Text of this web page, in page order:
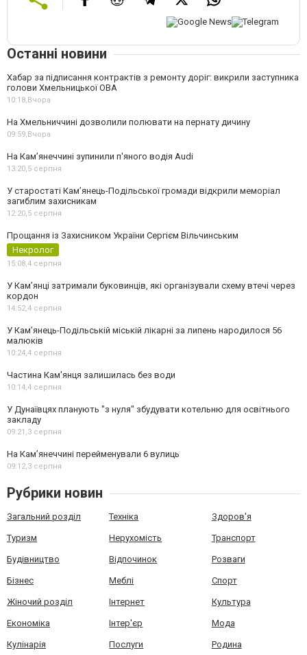
Останні новини
Хабар за підписання контрактів з ремонту доріг: викрили заступника
голови Хмельницької ОВА
10:18, Вчора
На Хмельниччині дозволили полювати на пернату дичину
09:59, Вчора
На Камʼянеччині зупинили п'яного водія Audi
13:20,5 серпня
У старостаті Кам’янець-Подільської громади відкрили меморіал
загиблим захисникам
12:20,5 серпня
Прощання із Захисником України Сергієм Вільчинським
Некролог
15:08,4 серпня
У Кам’янці затримали буковинців, які організували схему втечі через
кордон
14:52,4 серпня
У Кам’янець-Подільській міській лікарні за липень народилося 56
малюків
10:24,4 серпня
Частина Кам'янця залишилась без води
10:14,4 серпня
У Дунаївцях планують "з нуля" збудувати котельню для освітнього
закладу
09:21,3 серпня
На Камʼянеччині перейменували 6 вулиць
09:12,3 серпня
Рубрики новин
Загальний розділ Техніка Здоров'я
Туризм Нерухомість Транспорт
Будівництво Відпочинок Розваги
Бізнес Меблі Спорт
Жіночий розділ Інтернет Культура
Економіка Інтер'єр Мода
Кулінарія Послуги Родина